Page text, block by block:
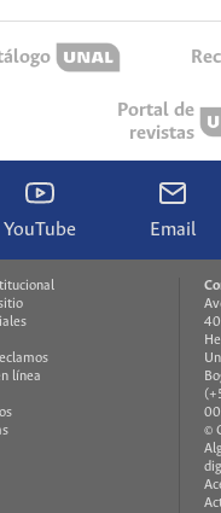
Portal de
revistas
YouTube Email
línea
©